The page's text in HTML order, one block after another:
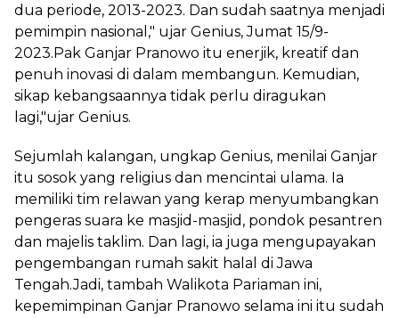
dua periode, 2013-2023. Dan sudah saatnya menjadi
pemimpin nasional," ujar Genius, Jumat 15/9-
2023.Pak Ganjar Pranowo itu enerjik, kreatif dan
penuh inovasi di dalam membangun. Kemudian,
sikap kebangsaannya tidak perlu diragukan
lagi,"ujar Genius.
Sejumlah kalangan, ungkap Genius, menilai Ganjar
itu sosok yang religius dan mencintai ulama. Ia
memiliki tim relawan yang kerap menyumbangkan
pengeras suara ke masjid-masjid, pondok pesantren
dan majelis taklim. Dan lagi, ia juga mengupayakan
pengembangan rumah sakit halal di Jawa
Tengah.Jadi, tambah Walikota Pariaman ini,
kepemimpinan Ganjar Pranowo selama ini itu sudah